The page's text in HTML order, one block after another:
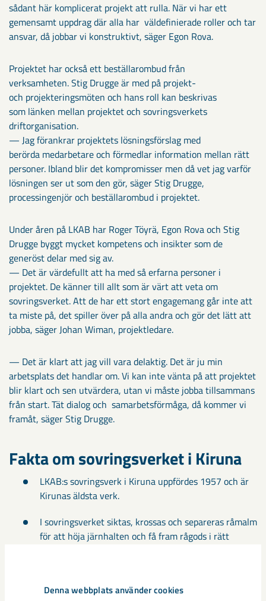
Denna webbplats använder cookies
sådant här komplicerat projekt att rulla. När vi har ett
gemensamt uppdrag där alla har väldefinierade roller och tar
ansvar, då jobbar vi konstruktivt, säger Egon Rova.
Projektet har också ett beställarombud från
verksamheten. Stig Drugge är med på projekt-
och projekteringsmöten och hans roll kan beskrivas
som länken mellan projektet och sovringsverkets
driftorganisation.
— Jag förankrar projektets lösningsförslag med
berörda medarbetare och förmedlar information mellan rätt
personer. Ibland blir det kompromisser men då vet jag varför
lösningen ser ut som den gör, säger Stig Drugge,
processingenjör och beställarombud i projektet.
Under åren på LKAB har Roger Töyrä, Egon Rova och Stig
Drugge byggt mycket kompetens och insikter som de
generöst delar med sig av.
— Det är värdefullt att ha med så erfarna personer i
projektet. De känner till allt som är värt att veta om
sovringsverket. Att de har ett stort engagemang går inte att
ta miste på, det spiller över på alla andra och gör det lätt att
jobba, säger Johan Wiman, projektledare.
— Det är klart att jag vill vara delaktig. Det är ju min
arbetsplats det handlar om. Vi kan inte vänta på att projektet
blir klart och sen utvärdera, utan vi måste jobba tillsammans
från start. Tät dialog och samarbetsförmåga, då kommer vi
framåt, säger Stig Drugge.
Fakta om sovringsverket i Kiruna
LKAB:s sovringsverk i Kiruna uppfördes 1957 och är
Kirunas äldsta verk.
I sovringsverket siktas, krossas och separeras råmalm
för att höja järnhalten och få fram rågods i rätt
Sovringsprocessen utförs i finkrossverk och